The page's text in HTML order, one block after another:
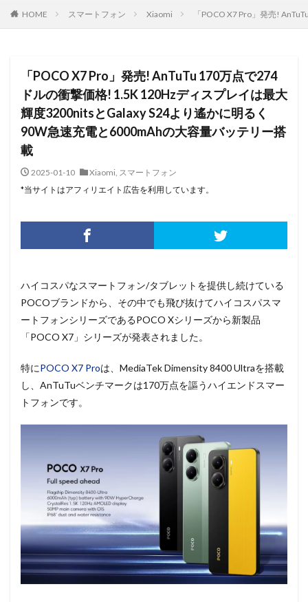
HOME スマートフォン Xiaomi 「POCO X7 Pro」発売!
「POCO X7 Pro」発売! AnTuTu 170万点で274
ドルの衝撃価格! 1.5K 120Hzディスプレイは最大
輝度3200nitsとGalaxy S24より遙かに明るく
90W急速充電と6000mAhの大容量バッテリー搭
載
2025-01-10 Xiaomi, スマートフォン
*当サイトはアフィリエイト広告を利用しています。
ハイコスパなスマートフォン/タブレットを提供し続けている
POCOブランドから、その中でも飛び抜けてハイコスパスマ
ートフォンシリーズであるPOCO Xシリーズから新製品
「POCO X7」シリーズが発表されました。
特にPOCO X7 Proは、MediaTek Dimensity 8400 Ultraを搭載
し、AnTuTuベンチマークは170万点を謳うハイエンドスマー
トフォンです。